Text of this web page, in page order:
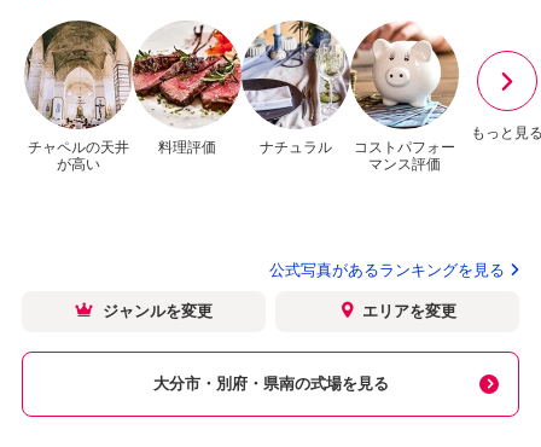
チャペルの天井
が高い
料理評価 ナチュラル
コストパフォー
マンス評価
もっと見
公式写真があるランキングを見る
ジャンルを変更 エリアを変更
大分市・別府・県南の式場を見る